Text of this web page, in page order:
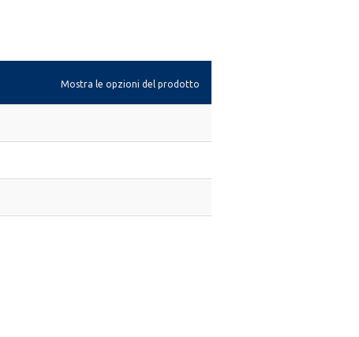
Mostra le opzioni del prodotto